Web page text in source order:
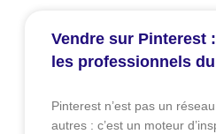
Vendre sur Pinterest
les professionnels
Pinterest n’est pas un
autres : c’est un moteur